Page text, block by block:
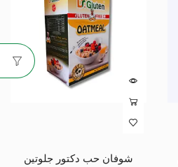
شوفان حب دكتور جلوتين